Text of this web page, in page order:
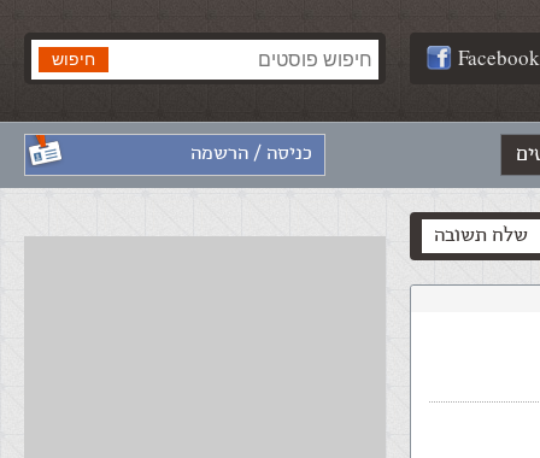
Facebook
כניסה / הרשמה
שלח תשובה